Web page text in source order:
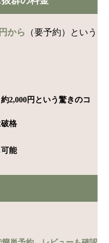
から
（要予約）という
2,000円という驚きのコ
格
能